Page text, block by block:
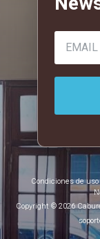
Condiciones de uso
Copyright © 2026